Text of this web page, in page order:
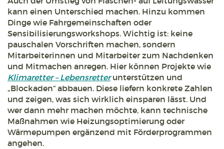
kann einen Unterschied machen. Hinzu kommen
Dinge wie Fahrgemeinschaften oder
Sensibilisierungsworkshops. Wichtig ist: keine
pauschalen Vorschriften machen, sondern
Mitarbeiterinnen und Mitarbeiter zum Nachdenken
und Mitmachen anregen. Hier können Projekte wie
Klimaretter – Lebensretterunterstützen und
„Blockaden“ abbauen. Diese liefern konkrete Zahlen
und zeigen, was sich wirklich einsparen lässt. Und
wer dann mehr machen möchte, kann technische
Maßnahmen wie Heizungsoptimierung oder
Wärmepumpen ergänzend mit Förderprogrammen
angehen.